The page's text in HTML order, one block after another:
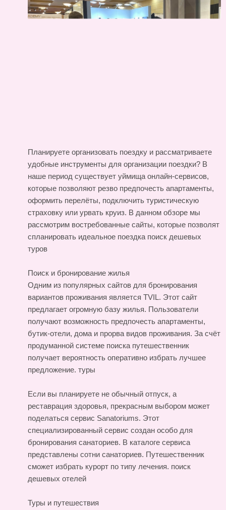
Планируете организовать поездку и рассматриваете
удобные инструменты для организации поездки? В
наше период существует уймища онлайн-сервисов,
которые позволяют резво предпочесть апартаменты,
оформить перелёты, подключить туристическую
страховку или урвать круиз. В данном обзоре мы
рассмотрим востребованные сайты, которые позволят
спланировать идеальное поездка поиск дешевых
туров
Поиск и бронирование жилья
Одним из популярных сайтов для бронирования
вариантов проживания является TVIL. Этот сайт
предлагает огромную базу жилья. Пользователи
получают возможность предпочесть апартаменты,
бутик-отели, дома и прорва видов проживания. За счёт
продуманной системе поиска путешественник
получает вероятность оперативно избрать лучшее
предложение. туры
Если вы планируете не обычный отпуск, а
реставрация здоровья, прекрасным выбором может
поделаться сервис Sanatoriums. Этот
специализированный сервис создан особо для
бронирования санаториев. В каталоге сервиса
представлены сотни санаториев. Путешественник
сможет избрать курорт по типу лечения. поиск
дешевых отелей
Туры и путешествия